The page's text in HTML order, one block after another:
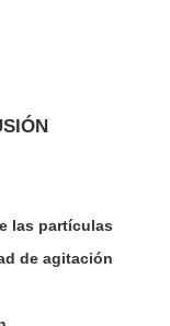
las partículas
de agitación